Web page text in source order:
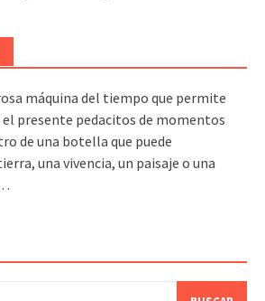
máquina del tiempo que permite
presente pedacitos de momentos
de una botella que puede
una vivencia, un paisaje o una